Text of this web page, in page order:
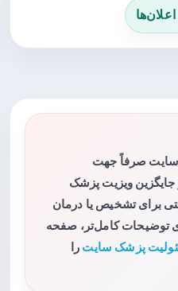
صرفاً جهت
ویزیت پزشک
برای تشخیص یا درمان
توضیحات کامل‌تر، صفحه
پزشک سایت را